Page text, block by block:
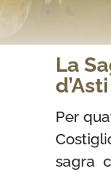
La
d’Asti
Per
sagra